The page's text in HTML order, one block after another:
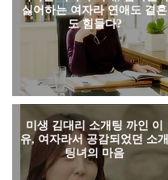
싫어하는 여자라 연애도 결혼
도 힘들다?
미생 김대리 소개팅 까인 이
유, 여자라서 공감되었던 소개
팅녀의 마음